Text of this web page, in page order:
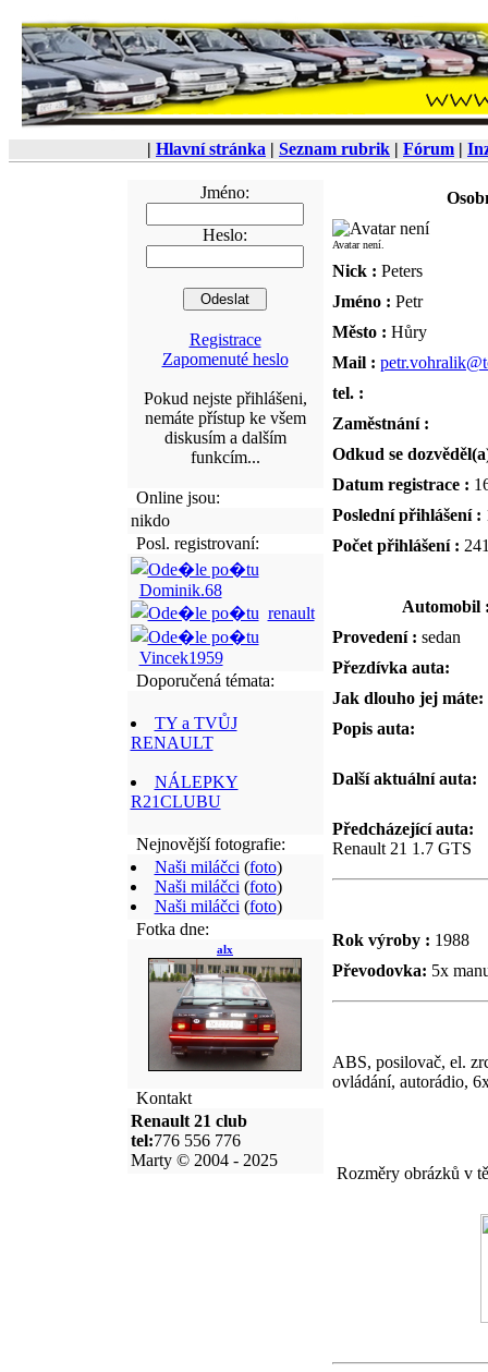
| Hlavní stránka | Seznam rubrik | Fórum |
Jméno:
Heslo:
Registrace
Zapomenuté heslo
Pokud nejste přihlášeni,
nemáte přístup ke všem
diskusím a dalším
funkcím...
Online jsou:
nikdo
Posl. registrovaní:
Dominik.68
renault
Vincek1959
Doporučená témata:
TY a TVŮJ
RENAULT
NÁLEPKY
R21CLUBU
Nejnovější fotografie:
Naši miláčci (foto)
Naši miláčci (foto)
Naši miláčci (foto)
Fotka dne:
alx
Kontakt
Renault 21 club
tel:776 556 776
Marty © 2004 - 2025
Avatar není.
Nick : Peters
Jméno : Petr
Město : Hůry
Mail :
tel. :
Zaměstnání :
Odkud se
Datum registrace :
Poslední přihlášení :
Počet přihlášení :
Automobil
Provedení : sedan
Přezdívka auta:
Jak dlouho jej máte:
Popis auta:
Další aktuální auta:
Předcházející auta:
Renault 21 1.7 GTS
Rok výroby : 1988
Převodovka: 5x
ABS, posilovač, el.
ovládání, autorádio,
Rozměry obrázků v